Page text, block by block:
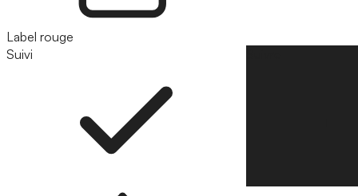
Label rouge
Suivi